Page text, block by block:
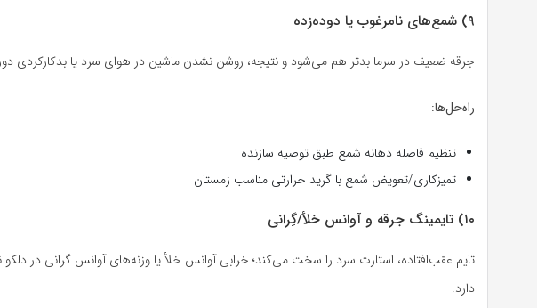
۹) شمع‌های نامرغوب یا دوده‌زده
جرقه ضعیف در سرما بدتر هم می‌شود و نتیجه، روشن نشدن ماشین در هوای سرد یا بدکارکردی
راه‌حل‌ها:
تنظیم فاصله دهانه شمع طبق توصیه سازنده
تمیزکاری/تعویض شمع با گرید حرارتی مناسب زمستان
۱۰) تایمینگ جرقه و آوانس خلأ/گِرانی
تایم عقب‌افتاده، استارت سرد را سخت می‌کند؛ خرابی آوانس خلأ یا وزنه‌های آوانس گرانی در دلکو
دارد.